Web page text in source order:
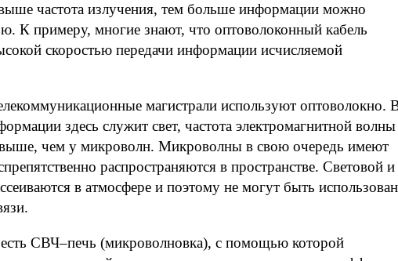
частота излучения, тем больше информации можно
К примеру, многие знают, что оптоволоконный кабель
скоростью передачи информации исчисляемой
магистрали используют оптоволокно.
здесь служит свет, частота электромагнитной волны
чем у микроволн. Микроволны в свою очередь имеют
распространяются в пространстве. Световой и
в атмосфере и поэтому не могут быть
СВЧ–печь (микроволновка), с помощью которой